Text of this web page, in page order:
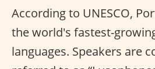
According to UNESCO,
the world's fastest-
languages. Speakers are